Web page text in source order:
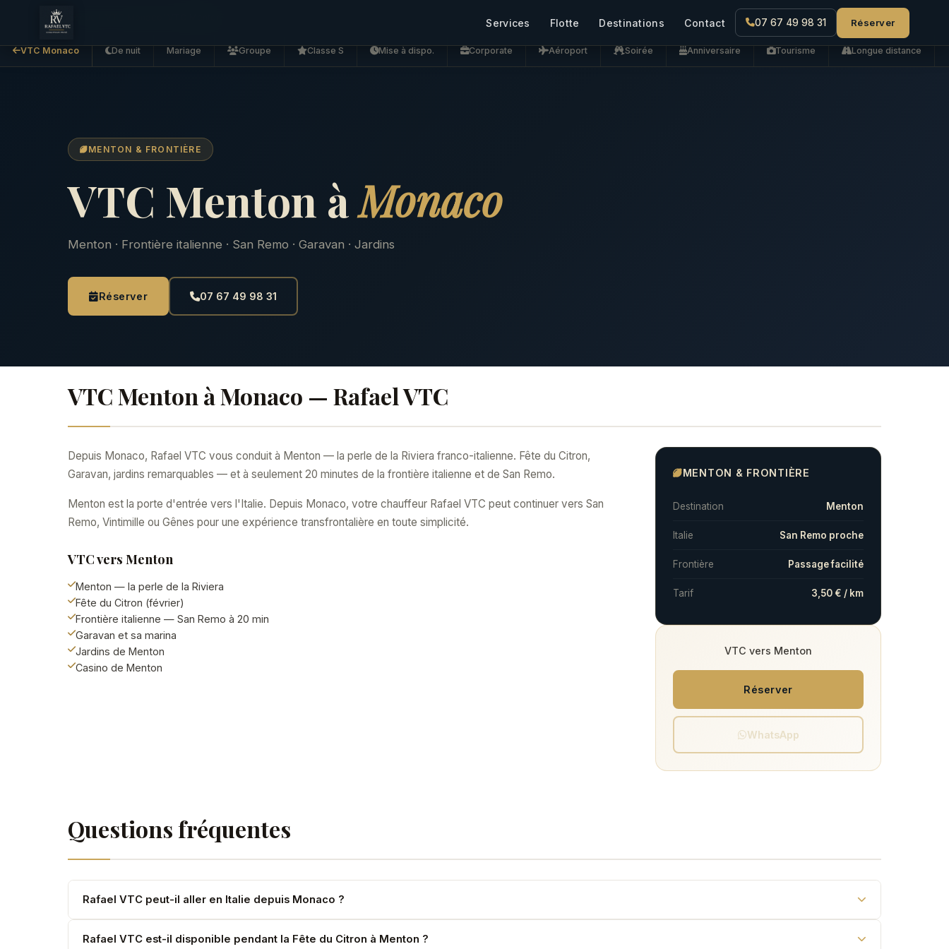
Services Flotte Destinations Contact 07 67 49 98 31 Réserver
VTC Monaco De nuit Mariage Groupe Classe S Mise à dispo. Corporate Aéroport Soirée Anniversaire Tourisme Longue distance
MENTON & FRONTIÈRE
VTC Menton àMonaco
Menton · Frontière italienne · San Remo · Garavan · Jardins
Réserver 07 67 49 98 31
VTC Menton à Monaco — Rafael VTC
Depuis Monaco, Rafael VTC vous conduit à Menton — la perle de la Riviera franco-italienne. Fête du Citron,
Garavan, jardins remarquables — et à seulement 20 minutes de la frontière italienne et de San Remo.
Menton est la porte d'entrée vers l'Italie. Depuis Monaco, votre chauffeur Rafael VTC peut continuer vers San
Remo, Vintimille ou Gênes pour une expérience transfrontalière en toute simplicité.
VTC vers Menton
Menton — la perle de la Riviera
Fête du Citron (février)
Frontière italienne — San Remo à 20 min
Garavan et sa marina
Jardins de Menton
Casino de Menton
MENTON & FRONTIÈRE
Destination Menton
Italie San Remo proche
Frontière Passage facilité
Tarif 3,50 € / km
VTC vers Menton
Réserver
WhatsApp
Questions fréquentes
Rafael VTC peut-il aller en Italie depuis Monaco ?
Oui. San Remo, Vintimille, Gênes — toutes destinations italiennes desservies sur devis.
Rafael VTC est-il disponible pendant la Fête du Citron à Menton ?